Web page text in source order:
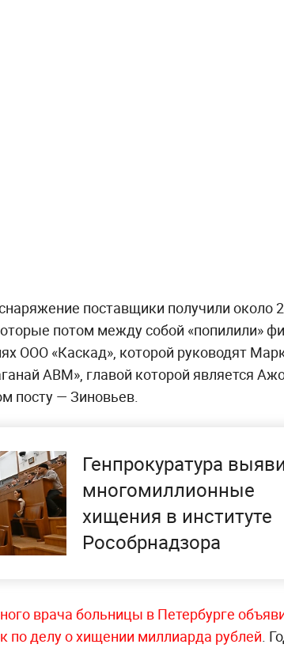
поставщики получили около
потом между собой «попилили»
ООО «Каскад», которой руководят
АВМ», главой которой является
посту — Зиновьев.
Генпрокуратура
многомиллионные
хищения в институте
Рособрнадзора
врача больницы в Петербурге
по делу о хищении миллиарда рублей.